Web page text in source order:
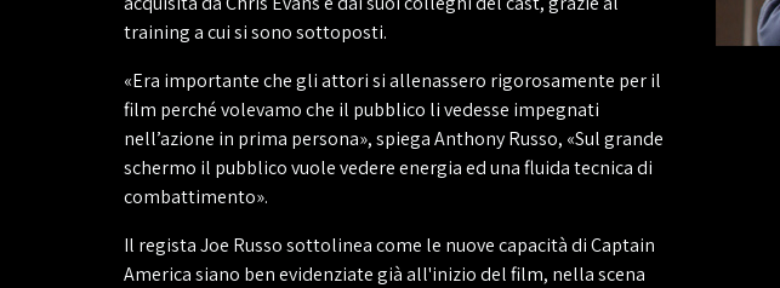
training a cui si sono sottoposti.
«Era importante che gli attori si allenassero rigorosamente per il
film perché volevamo che il pubblico li vedesse impegnati
nell’azione in prima persona», spiega Anthony Russo, «Sul grande
schermo il pubblico vuole vedere energia ed una fluida tecnica di
combattimento».
Il regista Joe Russo sottolinea come le nuove capacità di Captain
America siano ben evidenziate già all'inizio del film, nella scena